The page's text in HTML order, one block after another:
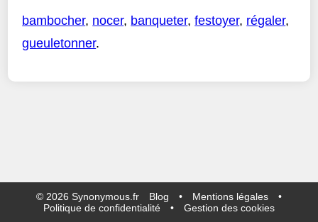
bambocher, nocer, banqueter,festoyer, régaler,
gueuletonner.
© 2026 Synonymous.fr Blog • Mentions légales
•
Politique de confidentialité
• Gestion des cookies